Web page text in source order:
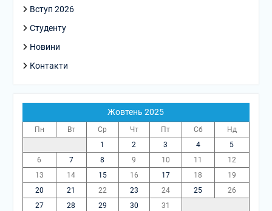
Вступ 2026
Студенту
Новини
Контакти
Жовтень 2025
Пн Вт Ср Чт Пт Сб
Нд
1
2 3 4
5
6
7 8 9 10 11
12
13
14 15 16 17 18
19
20
21 22 23 24 25
26
27
28 29 30 31